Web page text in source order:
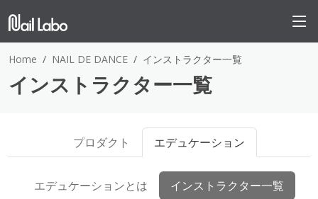
Home NAIL DE DANCE インストラクター一覧
インストラクター一覧
プロダクト エデュケーション
エデュケーションとは インストラクター一覧